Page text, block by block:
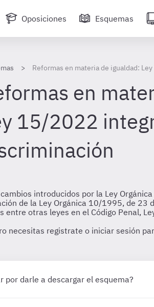
Oposiciones Esquemas
Reformas en materia de igualdad:
en
15/2022
introducidos por la Ley
de la Ley Orgánica 10/1995, de
entre otras leyes en el Código Penal,
necesitas registrate o iniciar sesión
por darle a descargar el esquema?